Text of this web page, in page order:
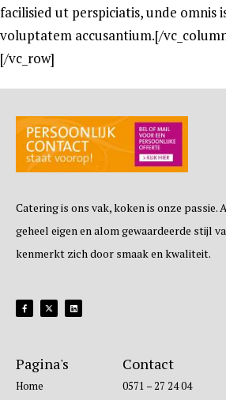
facilisied ut perspiciatis, unde omnis
voluptatem accusantium.[/
[/vc_row]
Catering is ons vak, koken is onze passie.
geheel eigen en alom gewaardeerde stijl
kenmerkt zich door smaak en kwaliteit.
Pagina's
Home
Contact
0571 – 27 24 04